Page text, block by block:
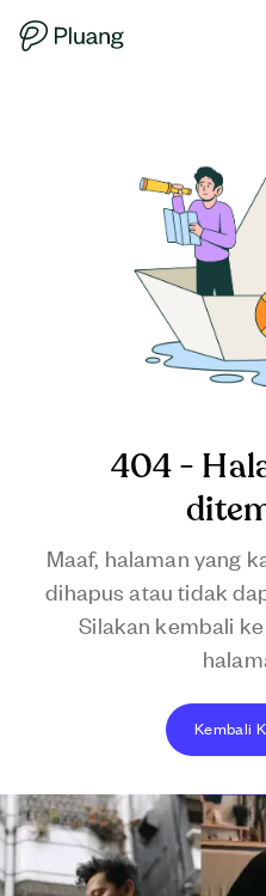
404 -
Maaf, halaman yang
dihapus atau tidak
Silakan kembali
Kembali